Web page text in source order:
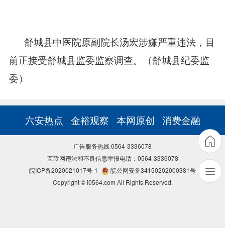
舒城县中医院原副院长汤宏涉嫌严重违法，目
前正接受舒城县监委监察调查。（舒城县纪委监
委）
六安热点 金裕观察 本网原创 消费金融
广告服务热线 0564-3336078
互联网违法和不良信息举报电话：0564-3336078
皖ICP备2020021017号-1
皖公网安备34150202000381号
Copyright © i0564.com All Rights Reserved.